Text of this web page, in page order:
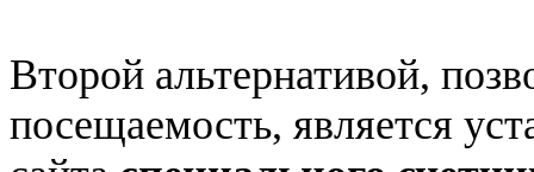
Второй альтернативой,
посещаемость, является